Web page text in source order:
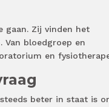
gaan. Zij vinden het
Van bloedgroep en
en
beter in staat is